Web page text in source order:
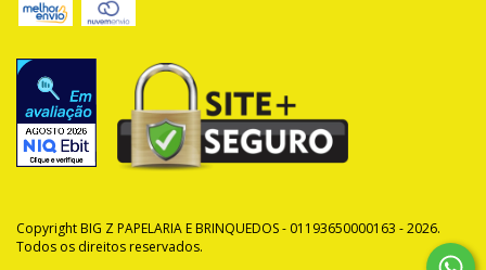
Copyright BIG Z PAPELARIA E BRINQUEDOS - 01193650000163 - 2026.
Todos os direitos reservados.